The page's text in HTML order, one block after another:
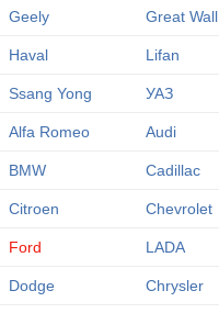
Geely Great Wall
Haval Lifan
Ssang Yong УАЗ
Alfa Romeo Audi
BMW Cadillac
Citroen Chevrolet
Ford LADA
Dodge Chrysler